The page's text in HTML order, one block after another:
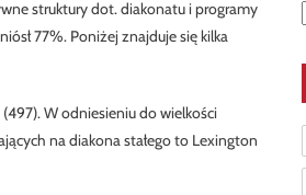
struktury dot. diakonatu i programy
77%. Poniżej znajduje się kilka
W odniesieniu do wielkości
na diakona stałego to Lexington